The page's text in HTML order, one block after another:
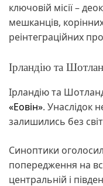
ключовій місії –
мешканців,
реінтеграційних
Ірландію та
Ірландію та
«Еовін». Унаслідок
залишились без
Синоптики
попередження на
центральній і